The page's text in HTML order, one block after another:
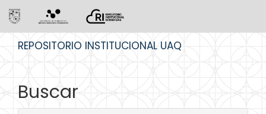
REPOSITORIO INSTITUCIONAL UAQ
Buscar